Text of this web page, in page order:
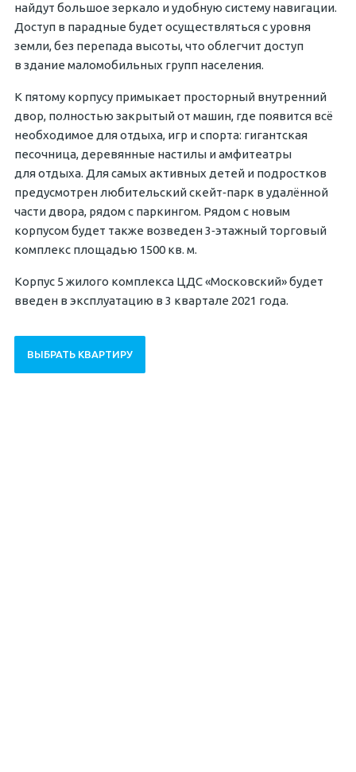
найдут большое зеркало и удобную систему навигации.
Доступ в парадные будет осуществляться с уровня
земли, без перепада высоты, что облегчит доступ
в здание маломобильных групп населения.
К пятому корпусу примыкает просторный внутренний
двор, полностью закрытый от машин, где появится всё
необходимое для отдыха, игр и спорта: гигантская
песочница, деревянные настилы и амфитеатры
для отдыха. Для самых активных детей и подростков
предусмотрен любительский скейт‐парк в удалённой
части двора, рядом с паркингом. Рядом с новым
корпусом будет также возведен 3‐этажный торговый
комплекс площадью 1500 кв. м.
Корпус 5 жилого комплекса ЦДС «Московский» будет
введен в эксплуатацию в 3 квартале 2021 года.
ВЫБРАТЬ КВАРТИРУ